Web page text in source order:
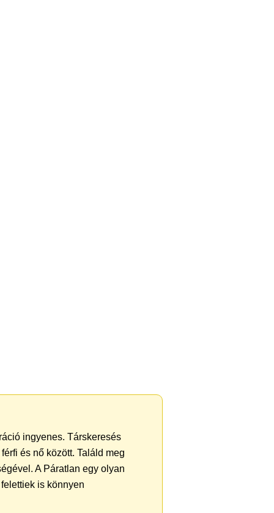
ingyenes. Társkeresés
és nő között. Találd meg
A Páratlan egy olyan
is könnyen